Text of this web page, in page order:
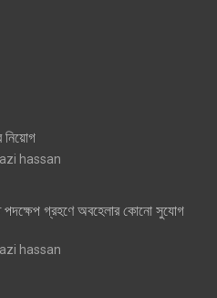
নিয়োগ
hassan
পদক্ষেপ গ্রহণে অবহেলার কোনো সুযোগ
hassan